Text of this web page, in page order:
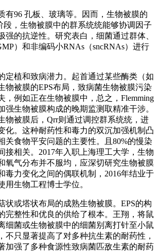
96 孔板、玻璃等。因而，生物被膜的
段，生物被膜中的群系统统能够协调因子
强的抗逆性。研究表白，细菌通过群体、
）和非编码小RNAs（sncRNAs）进行
植和致病潜力。起首通过某些酶类（如
物被膜的EPS布局，致病菌生物被膜污染
，例如正在生物被膜中，总之，Flemming
强生物被膜构成的晚期监测取精准干涉。
物被膜后，Qrr则通过调控群系统统，进
化。这种耐药性和毒力的双沉加强机制凸
关食物平安问题的主要性。且80%的慢染
接相关。2017年入职上海理工大学，生物
氧气分布并不服均，应深切研究生物被膜
毒力变化之间的偶联机制，2016年结业于
用生物工程博士学位。
或塔状布局的成熟生物被膜。EPS的构
完整性和优良的供给了根本。王翔，将鼠
细菌或生物被膜中的细菌别离打针至小鼠
不只显著提高了对多种抗生素的耐药性，
加强了多种食源性致病菌匹敌生素的耐药